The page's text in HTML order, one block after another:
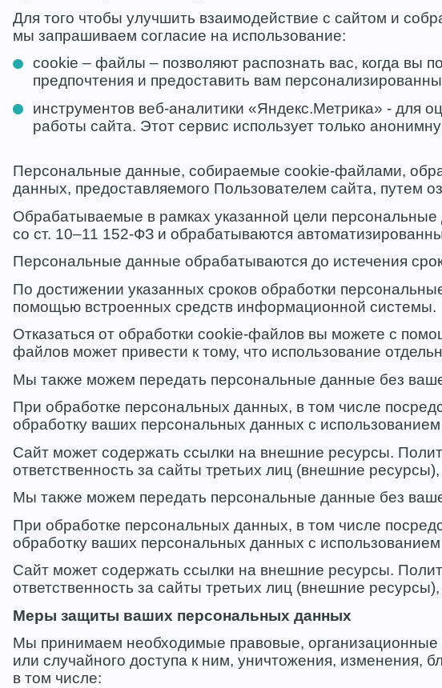
Для того чтобы улучшить взаимодействие с сайтом и
мы запрашиваем согласие на использование:
cookie – файлы – позволяют распознать вас, когда вы
предпочтения и предоставить вам
инструментов веб-аналитики «Яндекс.Метрика» - для
работы сайта. Этот сервис использует только
Персональные данные, собираемые cookie-файлами,
данных, предоставляемого Пользователем сайта, путем
Обрабатываемые в рамках указанной цели персональные
со ст. 10–11 152-ФЗ и обрабатываются
Персональные данные обрабатываются до истечения
По достижении указанных сроков обработки
помощью встроенных средств информационной системы.
Отказаться от обработки cookie-файлов вы можете с
файлов может привести к тому, что использование
Мы также можем передать персональные данные без
При обработке персональных данных, в том числе
обработку ваших персональных данных с
Сайт может содержать ссылки на внешние ресурсы.
ответственность за сайты третьих лиц (внешние
Мы также можем передать персональные данные без
При обработке персональных данных, в том числе
обработку ваших персональных данных с
Сайт может содержать ссылки на внешние ресурсы.
ответственность за сайты третьих лиц (внешние
Меры защиты ваших персональных данных
Мы принимаем необходимые правовые,
или случайного доступа к ним, уничтожения, изменения,
в том числе: